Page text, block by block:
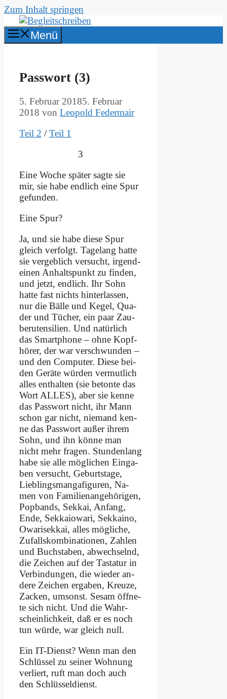
Zum Inhalt springen
Menü
Pass­wort (3)
5. Februar 20185. Februar
2018 von Leopold Federmair
Teil 2 /Teil 1
3
Ei­ne Wo­che spä­ter sag­te sie
mir, sie ha­be end­lich ei­ne Spur
ge­fun­den.
Ei­ne Spur?
Ja, und sie ha­be die­se Spur
gleich ver­folgt. Ta­ge­lang hat­te
sie ver­geb­lich ver­sucht, irgend­
einen An­halts­punkt zu fin­den,
und jetzt, end­lich. Ihr Sohn
hat­te fast nichts hin­ter­las­sen,
nur die Bäl­le und Ke­gel, Qua­
der und Tü­cher, ein paar Zau­
be­ru­ten­si­li­en. Und na­tür­lich
das Smart­phone – oh­ne Kopf­
hö­rer, der war ver­schwun­den –
und den Com­pu­ter. Die­se bei­
den Ge­rä­te wür­den ver­mut­lich
al­les ent­hal­ten (sie be­ton­te das
Wort ALLES), aber sie ken­ne
das Pass­wort nicht, ihr Mann
schon gar nicht, nie­mand ken­
ne das Pass­wort au­ßer ih­rem
Sohn, und ihn kön­ne man
nicht mehr fra­gen. Stun­den­lang
ha­be sie al­le mög­li­chen Ein­ga­
ben ver­sucht, Ge­burts­ta­ge,
Lieb­lings­man­ga­fi­gu­ren, Na­
men von Familienange­hörigen,
Pop­bands, Sek­kai, An­fang,
En­de, Sek­kaio­wa­ri, Sek­kai­no,
Owa­ri­sek­kai, al­les mög­li­che,
Zu­falls­kom­bi­na­tio­nen, Zah­len
und Buch­sta­ben, ab­wech­selnd,
die Zei­chen auf der Ta­sta­tur in
Ver­bin­dun­gen, die wie­der an­
de­re Zei­chen er­ga­ben, Kreu­ze,
Zacken, um­sonst. Se­sam öff­ne­
te sich nicht. Und die Wahr­
schein­lich­keit, daß er es noch
tun wür­de, war gleich null.
Ein IT-Dienst? Wenn man den
Schlüs­sel zu sei­ner Woh­nung
ver­liert, ruft man doch auch
den Schlüs­sel­dienst.